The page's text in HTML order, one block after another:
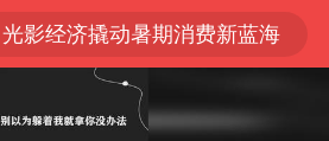
光影经济撬动暑期消费新蓝海